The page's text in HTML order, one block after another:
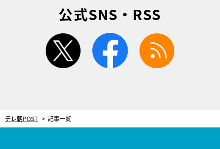
公式SNS・RSS
twitter facebook
テレ朝POST 記事一覧